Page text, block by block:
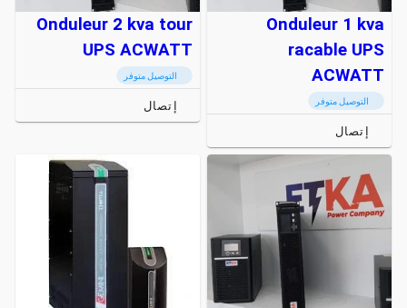
Onduleur 1 kva
racable UPS
ACWATT
التوصيل متوفر
إتصال
Onduleur 2 kva tour
UPS ACWATT
التوصيل متوفر
إتصال